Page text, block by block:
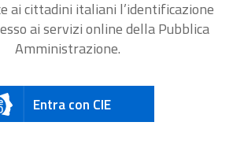
ai cittadini italiani l’identificazione
ai servizi online della Pubblica
Amministrazione.
Entra con CIE